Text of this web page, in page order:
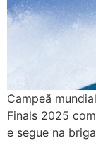
Campeã
Finals 2025
e segue na